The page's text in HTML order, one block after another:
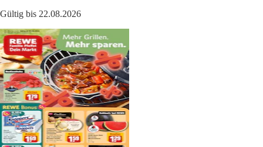
Gültig bis 22.08.2026